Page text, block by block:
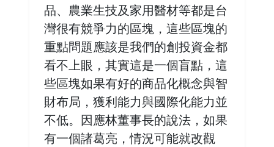
品、農業生技及家用醫材等都是台
灣很有競爭力的區塊，這些區塊的
重點問題應該是我們的創投資金都
看不上眼，其實這是一個盲點，這
些區塊如果有好的商品化概念與智
財布局，獲利能力與國際化能力並
不低。因應林董事長的說法，如果
有一個諸葛亮，情況可能就改觀